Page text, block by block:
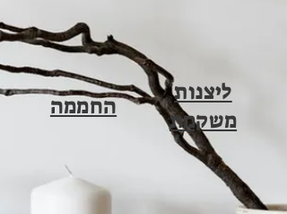
החממה
ליצנות
משקמת